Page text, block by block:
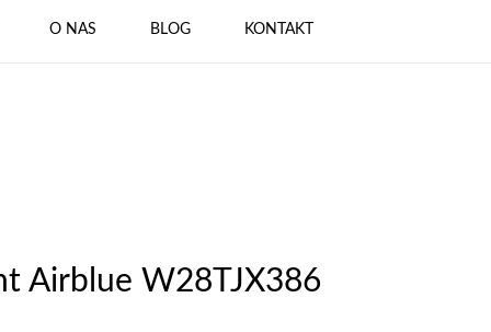
O NAS BLOG KONTAKT
Airblue W28TJX386